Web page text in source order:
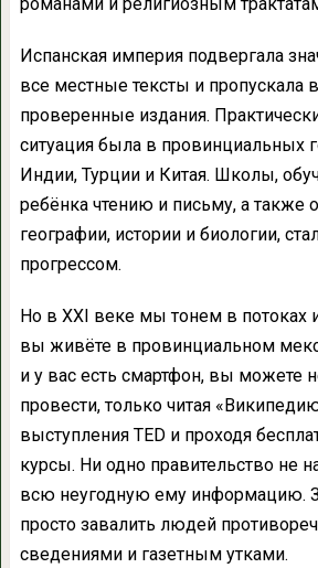
Испанская империя подвергала
все местные тексты и пропускала
проверенные издания.
ситуация была в провинциальных
Индии, Турции и Китая. Школы,
ребёнка чтению и письму, а
географии, истории и биологии,
прогрессом.
Но в XXI веке мы тонем в потоках
вы живёте в провинциальном
и у вас есть смартфон, вы можете
провести, только читая
выступления TED и проходя
курсы. Ни одно правительство не
всю неугодную ему информацию.
просто завалить людей
сведениями и газетным утками.